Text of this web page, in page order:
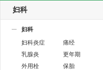
妇科
妇科
妇科炎症
痛经
乳腺炎
更年期
外用栓
保胎